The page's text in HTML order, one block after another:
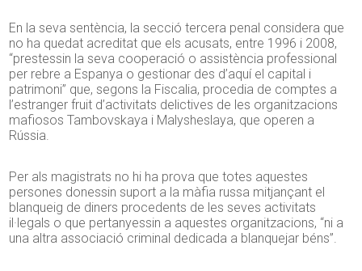
En la seva sentència, la secció tercera penal considera que
no ha quedat acreditat que els acusats, entre 1996 i 2008,
“prestessin la seva cooperació o assistència professional
per rebre a Espanya o gestionar des d’aquí el capital i
patrimoni” que, segons la Fiscalia, procedia de comptes a
l’estranger fruit d’activitats delictives de les organitzacions
mafiosos Tambovskaya i Malysheslaya, que operen a
Rússia.
Per als magistrats no hi ha prova que totes aquestes
persones donessin suport a la màfia russa mitjançant el
blanqueig de diners procedents de les seves activitats
il·legals o que pertanyessin a aquestes organitzacions, “ni a
una altra associació criminal dedicada a blanquejar béns”.